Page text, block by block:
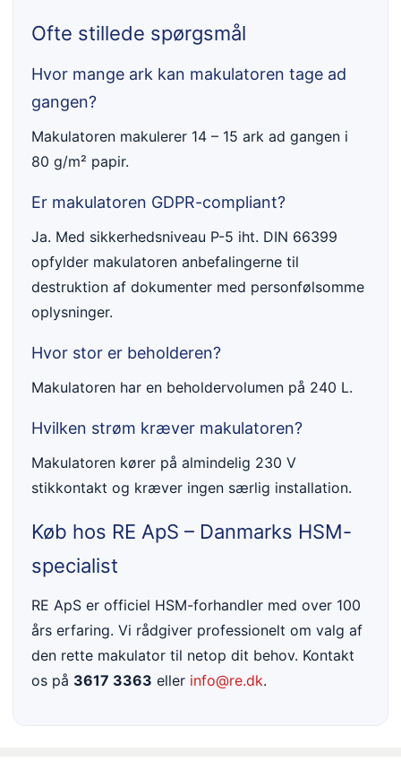
Ofte stillede spørgsmål
Hvor mange ark kan makulatoren tage ad
gangen?
Makulatoren makulerer 14 – 15 ark ad gangen i
80 g/m² papir.
Er makulatoren GDPR-compliant?
Ja. Med sikkerhedsniveau P-5 iht. DIN 66399
opfylder makulatoren anbefalingerne til
destruktion af dokumenter med personfølsomme
oplysninger.
Hvor stor er beholderen?
Makulatoren har en beholdervolumen på 240 L.
Hvilken strøm kræver makulatoren?
Makulatoren kører på almindelig 230 V
stikkontakt og kræver ingen særlig installation.
Køb hos RE ApS – Danmarks HSM-
specialist
RE ApS er officiel HSM-forhandler med over 100
års erfaring. Vi rådgiver professionelt om valg af
den rette makulator til netop dit behov. Kontakt
os på 3617 3363 eller info@re.dk.